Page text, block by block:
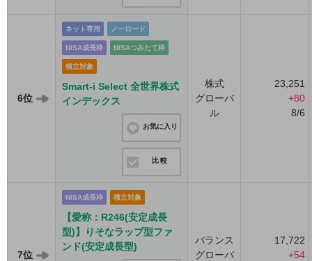
6位
ネット専用 ノーロード
NISA成長枠 NISAつみたて枠
積立対象
Smart-i Select 全世界株式
インデックス
お気に入り
比較
株式
グローバ
ル
23,251
+80
8/6
7位
NISA成長枠 積立対象
【愛称：R246(安定成長
型)】りそなラップ型ファ
ンド(安定成長型)
バランス
グローバ
17,722
+54